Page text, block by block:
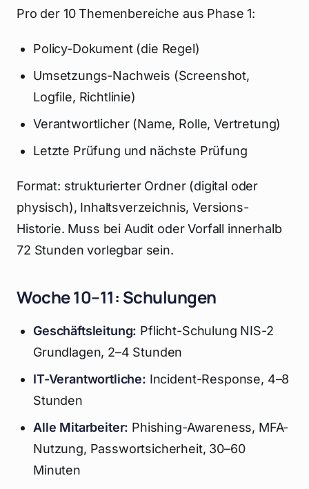
Pro der 10 Themenbereiche aus Phase 1:
Policy-Dokument (die Regel)
Umsetzungs-Nachweis (Screenshot,
Logfile, Richtlinie)
Verantwortlicher (Name, Rolle, Vertretung)
Letzte Prüfung und nächste Prüfung
Format: strukturierter Ordner (digital oder
physisch), Inhaltsverzeichnis, Versions-
Historie. Muss bei Audit oder Vorfall innerhalb
72 Stunden vorlegbar sein.
Woche 10–11: Schulungen
Geschäftsleitung: Pflicht-Schulung NIS-2
Grundlagen, 2–4 Stunden
IT-Verantwortliche: Incident-Response, 4–8
Stunden
Alle Mitarbeiter: Phishing-Awareness, MFA-
Nutzung, Passwortsicherheit, 30–60
Minuten